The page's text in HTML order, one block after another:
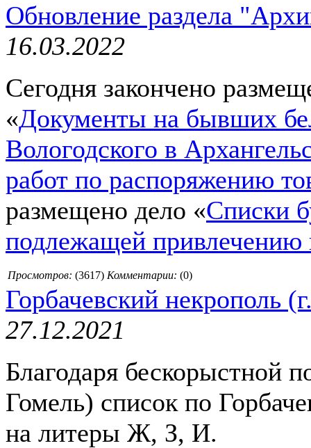
Обновление раздела
16.03.2022
Сегодня закончено
«Документы на бывших
Вологодского в
работ по распоряжению
размещено дело «Списки
подлежащей
Просмотров: (3617) Комментарии: (0)
Горбачевский некрополь
27.12.2021
Благодаря бескорыстной
Гомель) список по
на литеры Ж, З, И.